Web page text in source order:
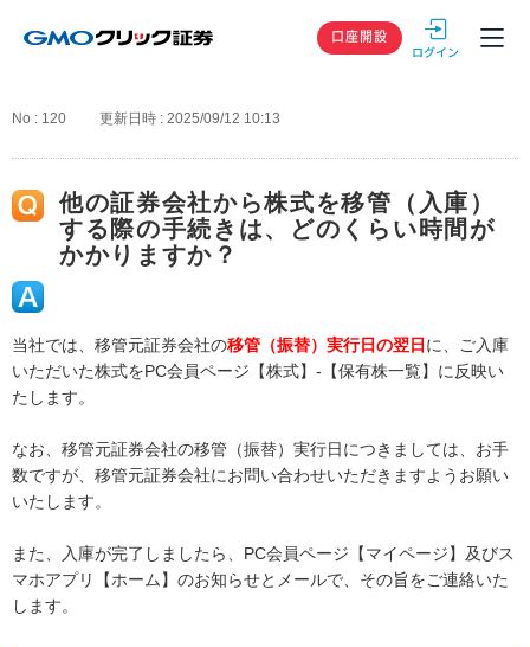
GMOクリック
口座開設
No : 120 更新日時 : 2025/09/12 10:13
他の証券会社から株式を移管（入庫）
する際の手続きは、どのくらい時間が
かかりますか？
当社では、移管元証券会社の移管（振替）実行日の翌日 に、ご入庫
いただいた株式をPC会員ページ【株式】-【保有株一覧】に反映い
たします。
なお、移管元証券会社の移管（振替）実行日につきましては、お手
数ですが、移管元証券会社にお問い合わせいただきますようお願い
いたします。
また、入庫が完了しましたら、PC会員ページ【マイページ】及びス
マホアプリ【ホーム】のお知らせとメールで、その旨をご連絡いた
します。